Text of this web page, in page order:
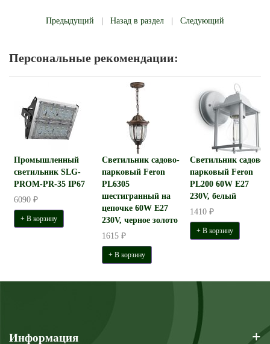
Предыдущий Назад в раздел Следующий
Персональные рекомендации:
Промышленный
светильник SLG-
PROM-PR-35 IP67
6090 ₽
+ В корзину
Светильник садово-
парковый Feron
PL6305
шестигранный на
цепочке 60W E27
230V, черное золото
1615 ₽
+ В корзину
Светильник садово-
парковый Feron
PL200 60W E27
230V, белый
1410 ₽
+ В корзину
Информация +